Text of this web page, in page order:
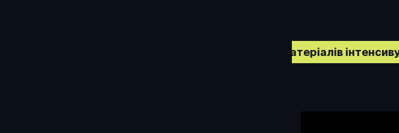
Миттєвий доступ до бази знань і матеріалів інтенсиву